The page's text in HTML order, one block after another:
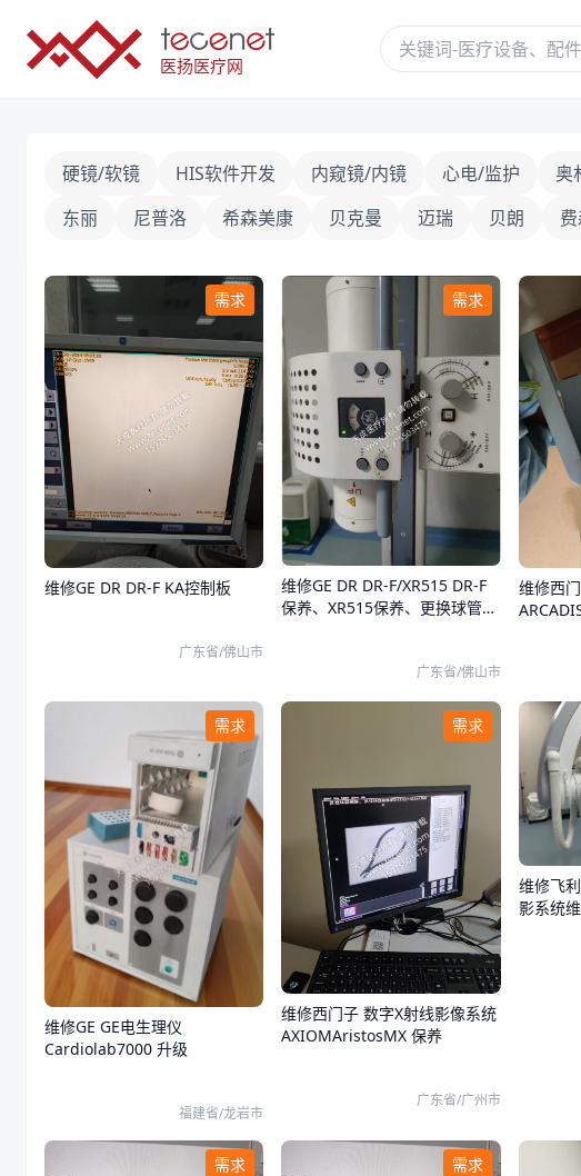
医扬医疗网
硬镜/软镜 HIS软件开发 内窥镜/内镜 心电/监护 奥
东丽
尼普洛 希森美康 贝克曼 迈瑞 贝朗
需求
维修GE DR DR-F KA控制板
广东省/佛山市
需求
维修GE DR DR-F/XR515 DR-F
保养、XR515保养、更换球管解
广东省/佛山市
维修西
需求
维修GE GE电生理仪
Cardiolab7000 升级
福建省/龙岩市
需求
维修西门子 数字X射线影像系统
AXIOMAristosMX 保养
广东省/广州市
维修飞
影系统
需求 需求